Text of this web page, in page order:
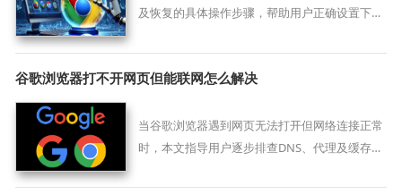
及恢复的具体操作步骤，帮助用户正确设置下载
载失败。
谷歌浏览器打不开网页但能联网怎么解决
当谷歌浏览器遇到网页无法打开但网络连接正常
时，本文指导用户逐步排查DNS、代理及缓存等